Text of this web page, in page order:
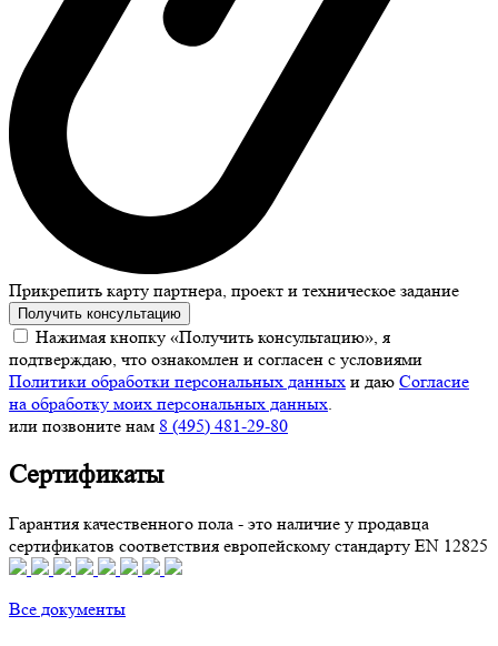
Прикрепить карту партнера, проект и техническое задание
Получить консультацию
Нажимая кнопку «Получить консультацию», я
подтверждаю, что ознакомлен и согласен с условиями
Политики обработки персональных данных и даю Согласие
на обработку моих персональных данных.
или позвоните нам 8 (495) 481-29-80
Сертификаты
Гарантия качественного пола - это наличие у продавца
сертификатов соответствия европейскому стандарту EN 12825
Все документы